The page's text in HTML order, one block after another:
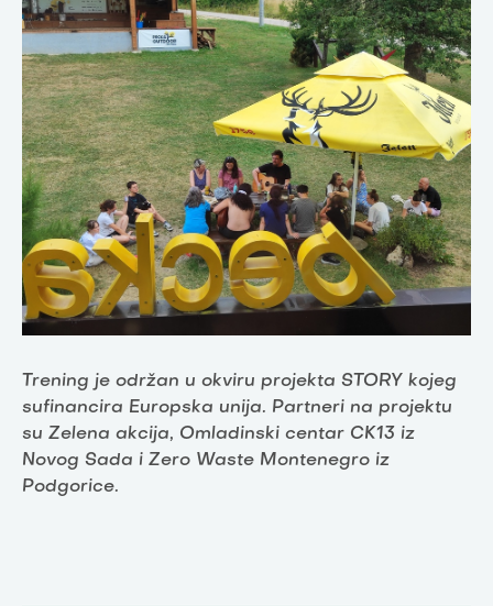
Trening je održan u okviru projekta STORY kojeg
sufinancira Europska unija. Partneri na projektu
su Zelena akcija, Omladinski centar CK13 iz
Novog Sada i Zero Waste Montenegro iz
Podgorice.